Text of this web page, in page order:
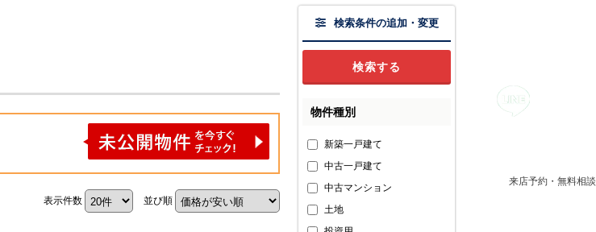
来店予約・無料相談
表示件数 並び順
検索条件の追加・変更
物件種別
新築一戸建て
中古一戸建て
中古マンション
土地